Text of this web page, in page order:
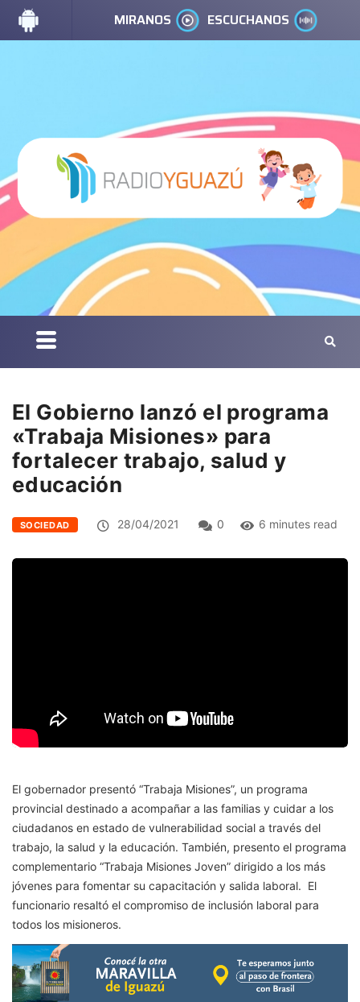
MIRANOS ESCUCHANOS
El Gobierno lanzó el programa
«Trabaja Misiones» para
fortalecer trabajo, salud y
educación
SOCIEDAD 28/04/2021 0 6 minutes read
El gobernador presentó “Trabaja Misiones”, un programa
provincial destinado a acompañar a las familias y cuidar a los
ciudadanos en estado de vulnerabilidad social a través del
trabajo, la salud y la educación. También, presento el programa
complementario “Trabaja Misiones Joven” dirigido a los más
jóvenes para fomentar su capacitación y salida laboral. El
funcionario resaltó el compromiso de inclusión laboral para
todos los misioneros.